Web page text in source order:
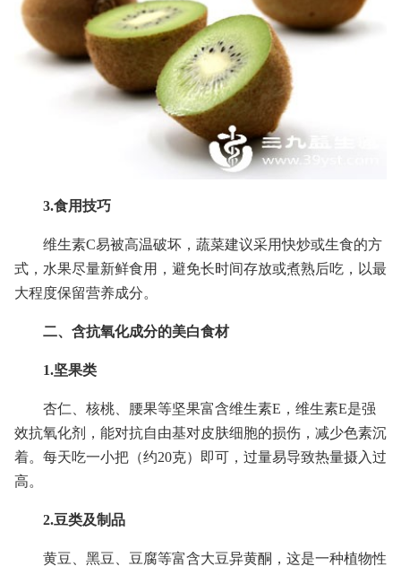
3.食用技巧
维生素C易被高温破坏，蔬菜建议采用快炒或生食的方
式，水果尽量新鲜食用，避免长时间存放或煮熟后吃，以最
大程度保留营养成分。
二、含抗氧化成分的美白食材
1.坚果类
杏仁、核桃、腰果等坚果富含维生素E，维生素E是强
效抗氧化剂，能对抗自由基对皮肤细胞的损伤，减少色素沉
着。每天吃一小把（约20克）即可，过量易导致热量摄入过
高。
2.豆类及制品
黄豆、黑豆、豆腐等富含大豆异黄酮，这是一种植物性